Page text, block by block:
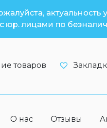
актуальность
юр. лицами по
товаров
О нас Отзывы